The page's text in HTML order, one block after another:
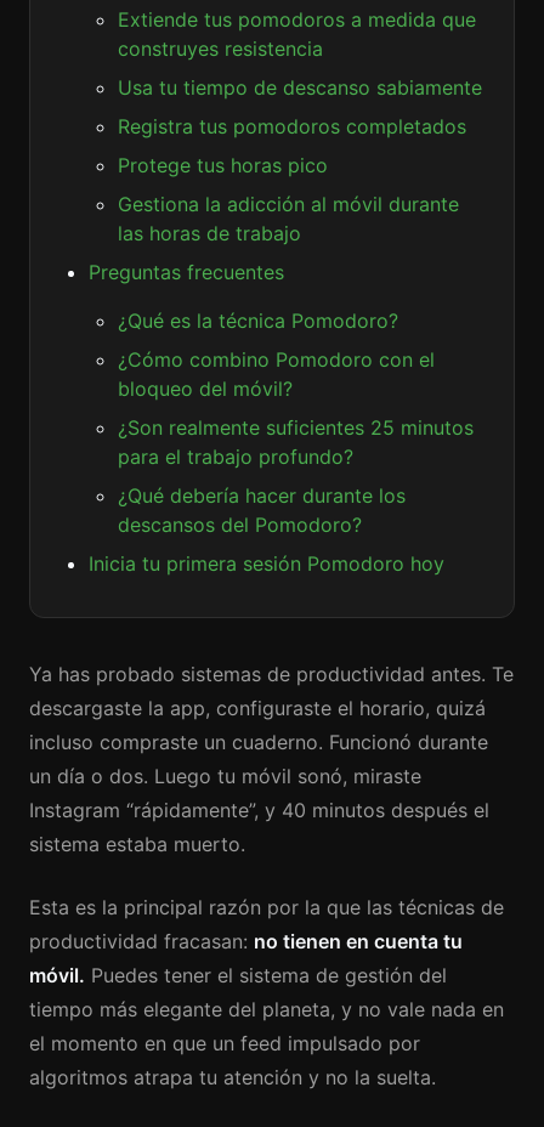
Extiende tus pomodoros a medida que
construyes resistencia
Usa tu tiempo de descanso sabiamente
Registra tus pomodoros completados
Protege tus horas pico
Gestiona la adicción al móvil durante
las horas de trabajo
Preguntas frecuentes
¿Qué es la técnica Pomodoro?
¿Cómo combino Pomodoro con el
bloqueo del móvil?
¿Son realmente suficientes 25 minutos
para el trabajo profundo?
¿Qué debería hacer durante los
descansos del Pomodoro?
Inicia tu primera sesión Pomodoro hoy
Ya has probado sistemas de productividad antes. Te
descargaste la app, configuraste el horario, quizá
incluso compraste un cuaderno. Funcionó durante
un día o dos. Luego tu móvil sonó, miraste
Instagram “rápidamente”, y 40 minutos después el
sistema estaba muerto.
Esta es la principal razón por la que las técnicas de
productividad fracasan: no tienen en cuenta tu
móvil. Puedes tener el sistema de gestión del
tiempo más elegante del planeta, y no vale nada en
el momento en que un feed impulsado por
algoritmos atrapa tu atención y no la suelta.